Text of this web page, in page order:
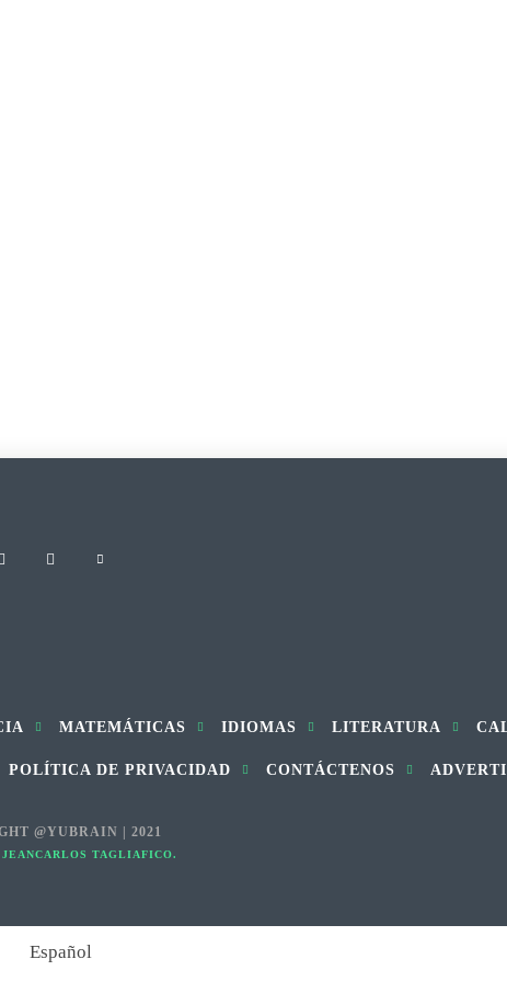
MATEMÁTICAS IDIOMAS LITERATURA
POLÍTICA DE PRIVACIDAD CONTÁCTENOS
@YUBRAIN | 2021
JEANCARLOS TAGLIAFICO.
Español